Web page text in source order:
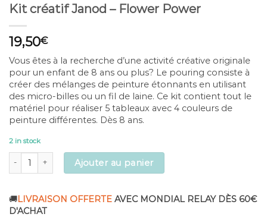
Kit créatif Janod – Flower Power
19,50€
Vous êtes à la recherche d’une activité créative originale
pour un enfant de 8 ans ou plus? Le pouring consiste à
créer des mélanges de peinture étonnants en utilisant
des micro-billes ou un fil de laine. Ce kit contient tout le
matériel pour réaliser 5 tableaux avec 4 couleurs de
peinture différentes. Dès 8 ans.
2 in stock
Kit créatif Janod - Flower Power quantity
Ajouter au panier
🚚LIVRAISON OFFERTE AVEC MONDIAL RELAY DÈS 60€
D'ACHAT